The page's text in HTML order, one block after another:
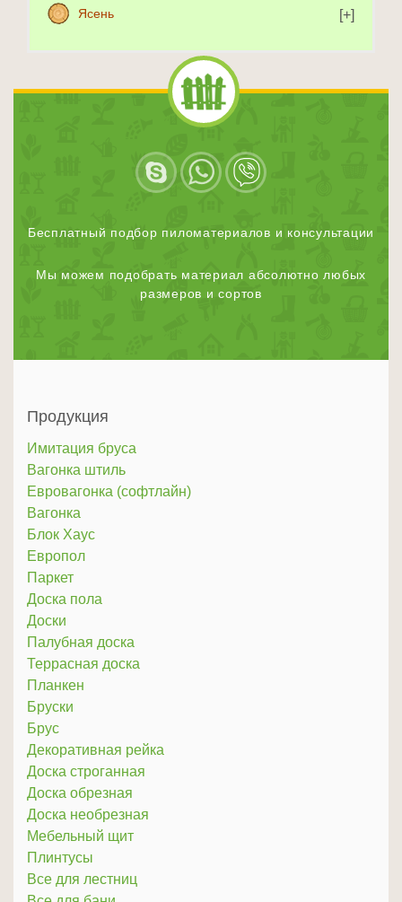
Ясень
Бесплатный подбор пиломатериалов и консультации
Мы можем подобрать материал абсолютно любых
размеров и сортов
Продукция
Имитация бруса
Вагонка штиль
Евровагонка (софтлайн)
Вагонка
Блок Хаус
Европол
Паркет
Доска пола
Доски
Палубная доска
Террасная доска
Планкен
Бруски
Брус
Декоративная рейка
Доска строганная
Доска обрезная
Доска необрезная
Мебельный щит
Плинтусы
Все для лестниц